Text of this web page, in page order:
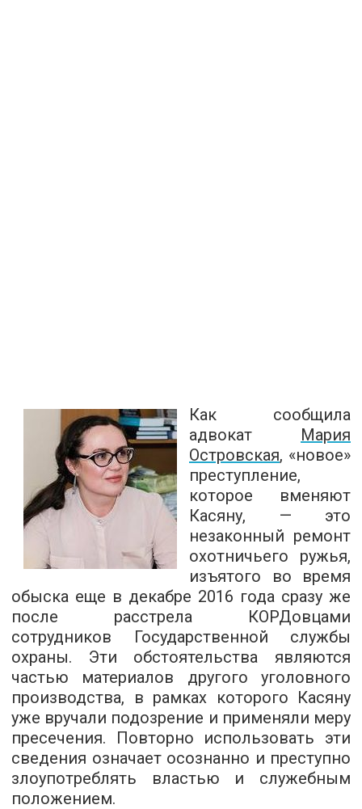
Как сообщила
адвокат Мария
Островская, «новое»
преступление,
которое вменяют
Касяну, — это
незаконный ремонт
охотничьего ружья,
изъятого во время
обыска еще в декабре 2016 года сразу же
после расстрела КОРДовцами
сотрудников Государственной службы
охраны. Эти обстоятельства являются
частью материалов другого уголовного
производства, в рамках которого Касяну
уже вручали подозрение и применяли меру
пресечения. Повторно использовать эти
сведения означает осознанно и преступно
злоупотреблять властью и служебным
положением.